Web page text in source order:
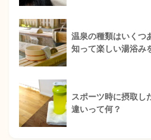
温泉の種類はいくつ
知って楽しい湯浴み
スポーツ時に摂取し
違いって何？